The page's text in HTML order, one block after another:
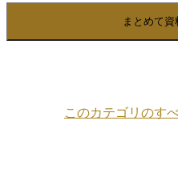
まとめて
このカテゴリのす